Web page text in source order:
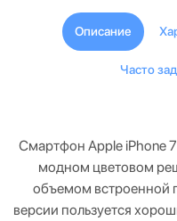
Описание
Часто
Смартфон Apple iPhone
модном цветовом
объемом встроенной
версии пользуется